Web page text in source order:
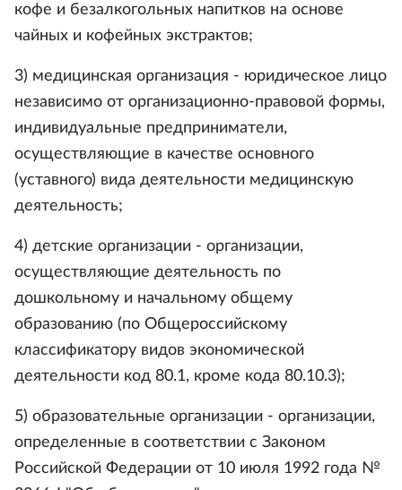
кофе и безалкогольных напитков на основе
чайных и кофейных экстрактов;
3) медицинская организация - юридическое лицо
независимо от организационно-правовой формы,
индивидуальные предприниматели,
осуществляющие в качестве основного
(уставного) вида деятельности медицинскую
деятельность;
4) детские организации - организации,
осуществляющие деятельность по
дошкольному и начальному общему
образованию (по Общероссийскому
классификатору видов экономической
деятельности код 80.1, кроме кода 80.10.3);
5) образовательные организации - организации,
определенные в соответствии с Законом
Российской Федерации от 10 июля 1992 года №